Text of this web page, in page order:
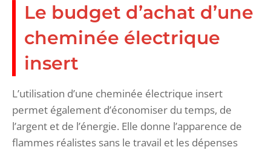
Le budget d’achat d’une
cheminée électrique
insert
L’utilisation d’une cheminée électrique insert
permet également d’économiser du temps, de
l’argent et de l’énergie. Elle donne l’apparence de
flammes réalistes sans le travail et les dépenses